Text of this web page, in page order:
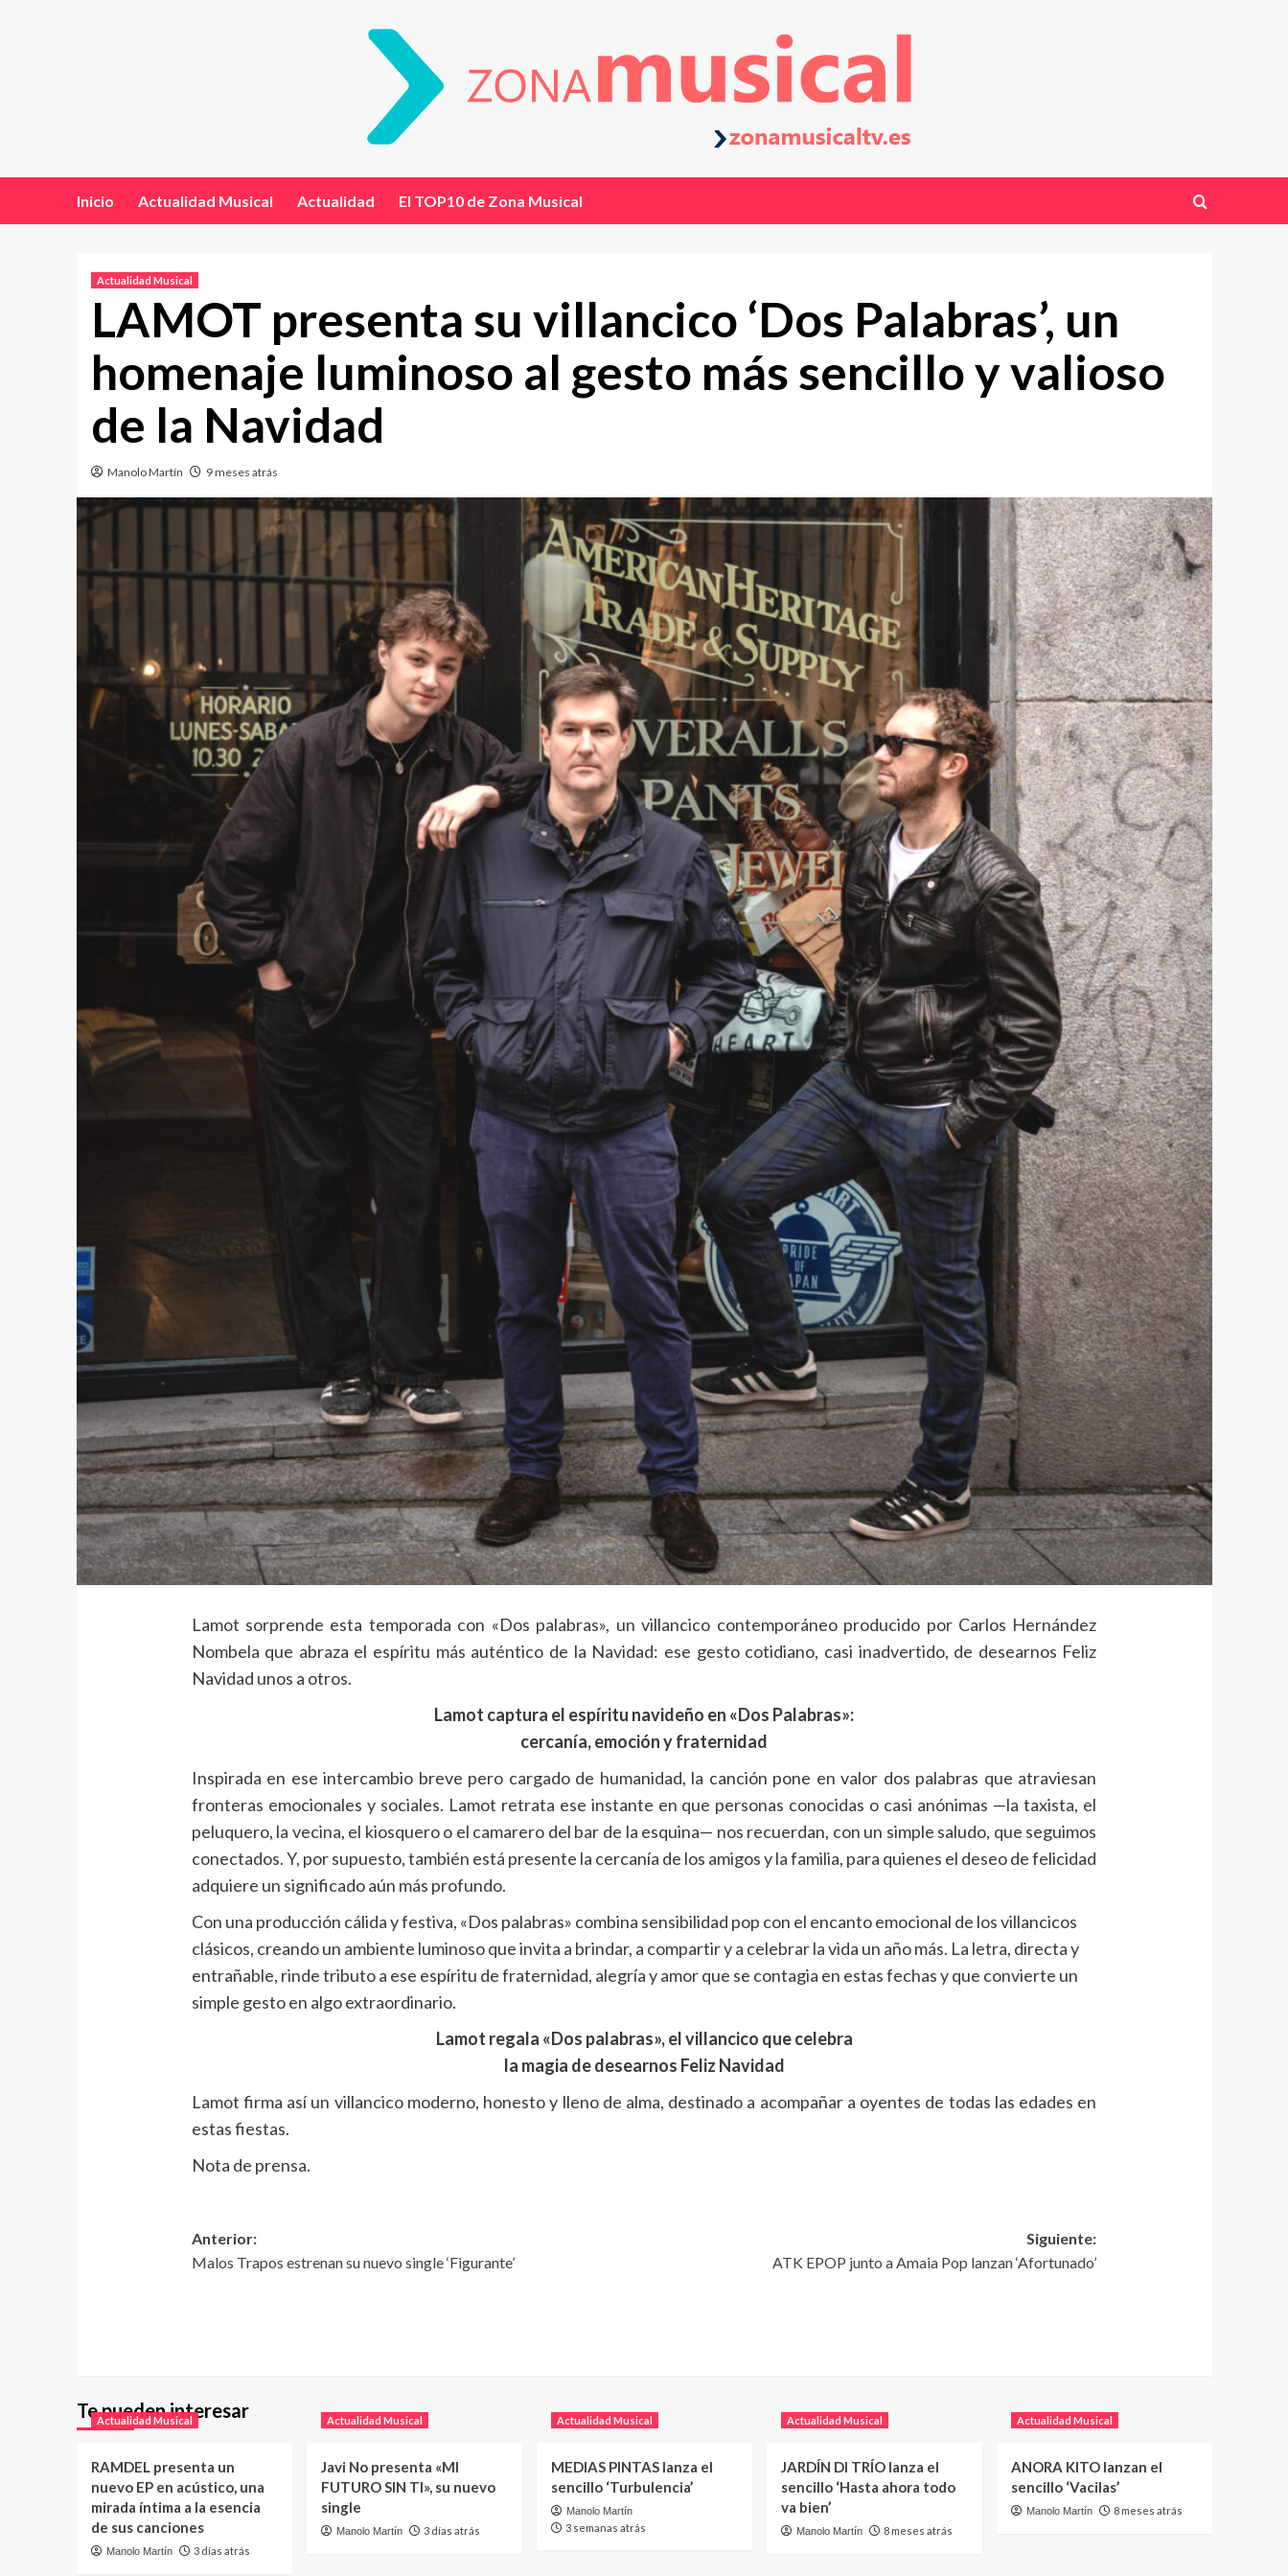
Inicio Actualidad Musical Actualidad El TOP10 de Zona Musical
Actualidad Musical
LAMOT presenta su villancico ‘Dos Palabras’, un
homenaje luminoso al gesto más sencillo y valioso
de la Navidad
Manolo Martín 9 meses atrás
Lamot sorprende esta temporada con «Dos palabras», un villancico contemporáneo producido por Carlos Hernández
Nombela que abraza el espíritu más auténtico de la Navidad: ese gesto cotidiano, casi inadvertido, de desearnos Feliz
Navidad unos a otros.
Lamot captura el espíritu navideño en «Dos Palabras»:
cercanía, emoción y fraternidad
Inspirada en ese intercambio breve pero cargado de humanidad, la canción pone en valor dos palabras que atraviesan
fronteras emocionales y sociales. Lamot retrata ese instante en que personas conocidas o casi anónimas —la taxista, el
peluquero, la vecina, el kiosquero o el camarero del bar de la esquina— nos recuerdan, con un simple saludo, que seguimos
conectados. Y, por supuesto, también está presente la cercanía de los amigos y la familia, para quienes el deseo de felicidad
adquiere un significado aún más profundo.
Con una producción cálida y festiva, «Dos palabras» combina sensibilidad pop con el encanto emocional de los villancicos
clásicos, creando un ambiente luminoso que invita a brindar, a compartir y a celebrar la vida un año más. La letra, directa y
entrañable, rinde tributo a ese espíritu de fraternidad, alegría y amor que se contagia en estas fechas y que convierte un
simple gesto en algo extraordinario.
Lamot regala «Dos palabras», el villancico que celebra
la magia de desearnos Feliz Navidad
Lamot firma así un villancico moderno, honesto y lleno de alma, destinado a acompañar a oyentes de todas las edades en
estas fiestas.
Nota de prensa.
Anterior:
Malos Trapos estrenan su nuevo single ‘Figurante’
Siguiente:
ATK EPOP junto a Amaia Pop lanzan ‘Afortunado’
Te pueden interesar
Actualidad Musical
RAMDEL presenta un
nuevo EP en acústico, una
mirada íntima a la esencia
de sus canciones
Manolo Martín 3 días atrás
Actualidad Musical
Javi No presenta «MI
FUTURO SIN TI», su nuevo
single
Manolo Martín 3 días atrás
Actualidad Musical
MEDIAS PINTAS lanza el
sencillo ‘Turbulencia’
Manolo Martín
3 semanas atrás
Actualidad Musical
JARDÍN DI TRÍO lanza el
sencillo ‘Hasta ahora todo
va bien’
Manolo Martín 8 meses atrás
Actualidad Musical
ANORA KITO lanzan el
sencillo ‘Vacilas’
Manolo Martín 8 meses atrás